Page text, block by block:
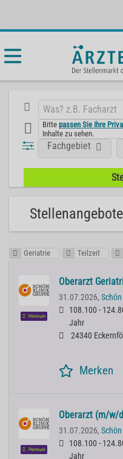
Bittepassen Sie Ihre
Inhalte zu sehen.
Fachgebiet
Geriatrie Teilzeit
Premium
Oberarzt
31.07.2026,
108.100 -
Jahr
24340
Merken
Premium
Oberarzt (m/w/
31.07.2026,
108.100 -
Jahr